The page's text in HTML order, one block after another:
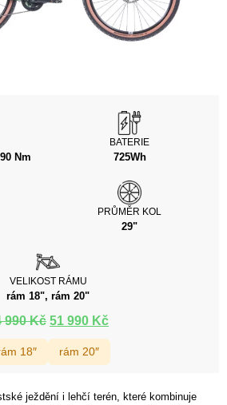
Nm
BATERIE
725Wh
PRŮMĚR KOL
29"
VELIKOST RÁMU
rám 18", rám 20"
990Kč 51 990 Kč
18″ rám 20″
ježdění i lehčí terén, které kombinuje